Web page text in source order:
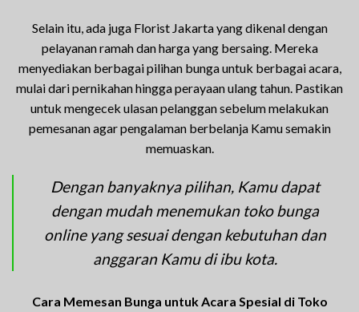
Selain itu, ada juga Florist Jakarta yang dikenal dengan
pelayanan ramah dan harga yang bersaing. Mereka
menyediakan berbagai pilihan bunga untuk berbagai acara,
mulai dari pernikahan hingga perayaan ulang tahun. Pastikan
untuk mengecek ulasan pelanggan sebelum melakukan
pemesanan agar pengalaman berbelanja Kamu semakin
memuaskan.
Dengan banyaknya pilihan, Kamu dapat
dengan mudah menemukan toko bunga
online yang sesuai dengan kebutuhan dan
anggaran Kamu di ibu kota.
Cara Memesan Bunga untuk Acara Spesial di Toko